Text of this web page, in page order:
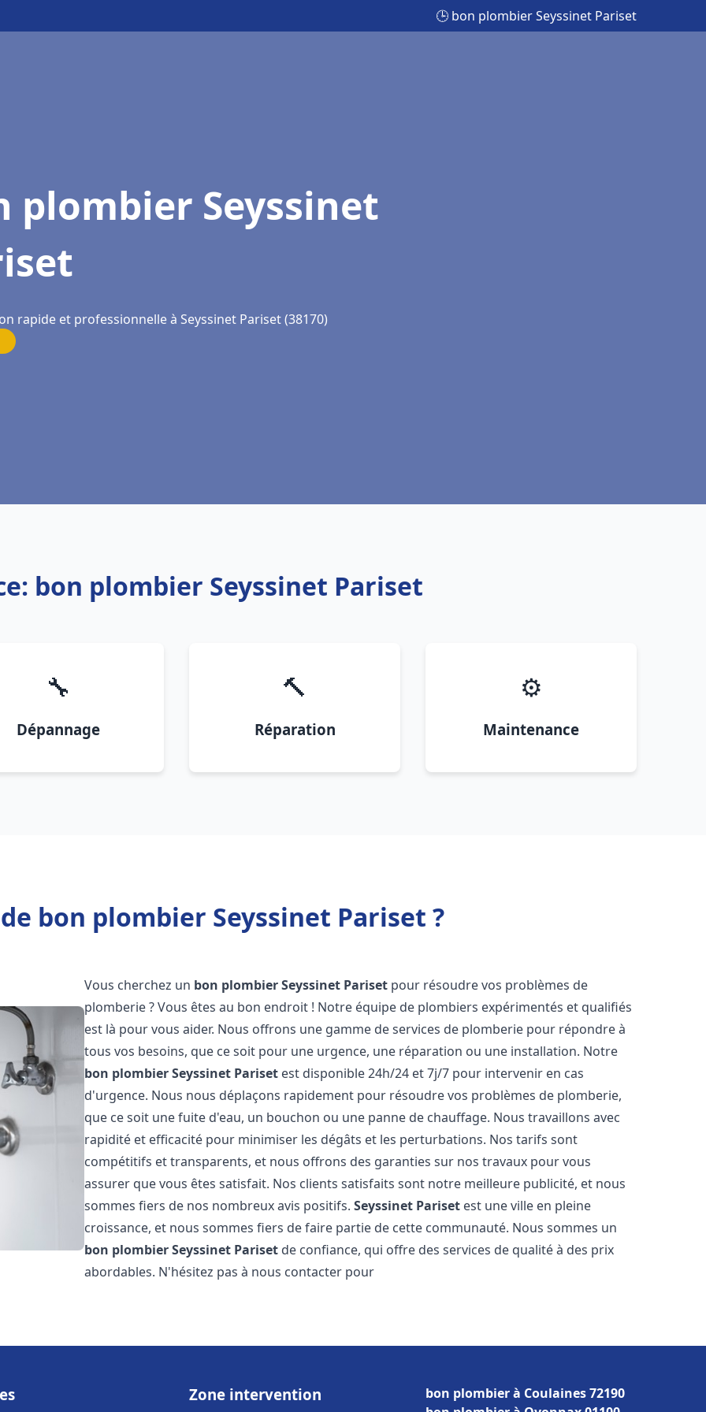
🕒 bon plombier Seyssinet Pariset
plombier Seyssinet
rapide et professionnelle à Seyssinet Pariset (38170)
bon plombier Seyssinet Pariset
🔧
Dépannage
🔨
Réparation
⚙️
Maintenance
bon plombier Seyssinet Pariset ?
Vous cherchez un bon plombierSeyssinet Pariset pour résoudre vos problèmes de
plomberie ? Vous êtes au bon endroit ! Notre équipe de plombiers expérimentés et qualifiés
est là pour vous aider. Nous offrons une gamme de services de plomberie pour répondre à
tous vos besoins, que ce soit pour une urgence, une réparation ou une installation. Notre
bon plombierSeyssinet Pariset est disponible 24h/24 et 7j/7 pour intervenir en cas
d'urgence. Nous nous déplaçons rapidement pour résoudre vos problèmes de plomberie,
que ce soit une fuite d'eau, un bouchon ou une panne de chauffage. Nous travaillons avec
rapidité et efficacité pour minimiser les dégâts et les perturbations. Nos tarifs sont
compétitifs et transparents, et nous offrons des garanties sur nos travaux pour vous
assurer que vous êtes satisfait. Nos clients satisfaits sont notre meilleure publicité, et nous
sommes fiers de nos nombreux avis positifs.Seyssinet Pariset est une ville en pleine
croissance, et nous sommes fiers de faire partie de cette communauté. Nous sommes un
bon plombierSeyssinet Pariset de confiance, qui offre des services de qualité à des prix
abordables. N'hésitez pas à nous contacter pour
Zone intervention
bon plombier à Coulaines 72190